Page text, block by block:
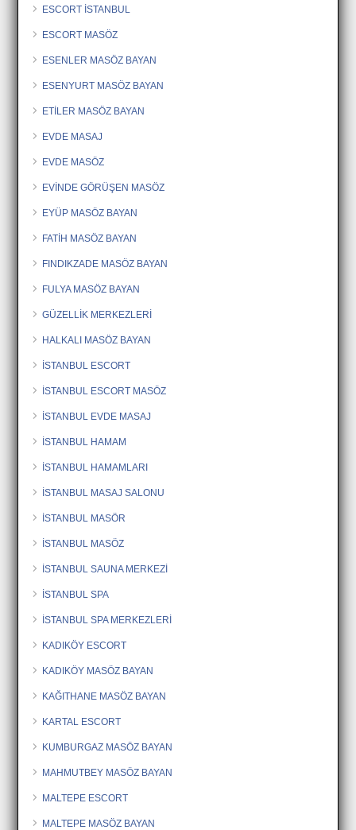
ESCORT İSTANBUL
ESCORT MASÖZ
ESENLER MASÖZ BAYAN
ESENYURT MASÖZ BAYAN
ETİLER MASÖZ BAYAN
EVDE MASAJ
EVDE MASÖZ
EVİNDE GÖRÜŞEN MASÖZ
EYÜP MASÖZ BAYAN
FATİH MASÖZ BAYAN
FINDIKZADE MASÖZ BAYAN
FULYA MASÖZ BAYAN
GÜZELLİK MERKEZLERİ
HALKALI MASÖZ BAYAN
İSTANBUL ESCORT
İSTANBUL ESCORT MASÖZ
İSTANBUL EVDE MASAJ
İSTANBUL HAMAM
İSTANBUL HAMAMLARI
İSTANBUL MASAJ SALONU
İSTANBUL MASÖR
İSTANBUL MASÖZ
İSTANBUL SAUNA MERKEZİ
İSTANBUL SPA
İSTANBUL SPA MERKEZLERİ
KADIKÖY ESCORT
KADIKÖY MASÖZ BAYAN
KAĞITHANE MASÖZ BAYAN
KARTAL ESCORT
KUMBURGAZ MASÖZ BAYAN
MAHMUTBEY MASÖZ BAYAN
MALTEPE ESCORT
MALTEPE MASÖZ BAYAN